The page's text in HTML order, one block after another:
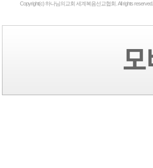
Copyright(c) 하나님의교회 세계복음선교협회. All rights reserved.